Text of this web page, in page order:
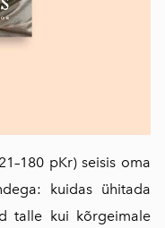
pKr) seisis oma
kuidas ühitada
talle kui kõrgeimale